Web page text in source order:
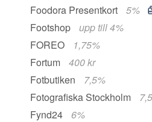
Foodora Presentkort
5%
Footshop
upp till 4%
FOREO
1,75%
Fortum
400 kr
Fotbutiken
7,5%
Fotografiska Stockholm
Fynd24
6%